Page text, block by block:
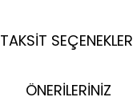
TAKSİT
ÖNERİLERİNİZ